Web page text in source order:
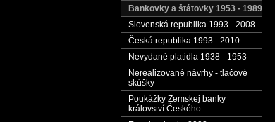
Bankovky a štátovky 1953 - 1989
Slovenská republika 1993 - 2008
Česká republika 1993 - 2010
Nevydané platidla 1938 - 1953
Nerealizované návrhy - tlačové
skúšky
Poukážky Zemskej banky
království Českého